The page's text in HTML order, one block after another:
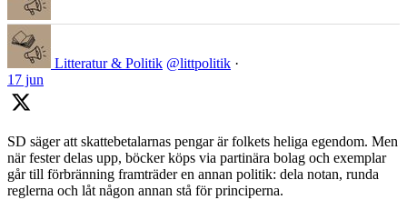
Litteratur & Politik @littpolitik ·
17 jun
SD säger att skattebetalarnas pengar är folkets heliga egendom. Men
när fester delas upp, böcker köps via partinära bolag och exemplar
går till förbränning framträder en annan politik: dela notan, runda
reglerna och låt någon annan stå för principerna.